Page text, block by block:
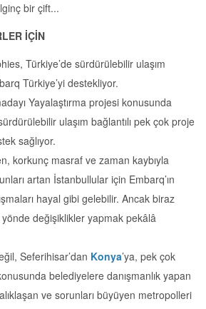
bir çift...
İÇİN
Türkiye’de sürdürülebilir ulaşım
Türkiye’yi destekliyor.
Yayalaştırma projesi konusunda
ulaşım bağlantılı pek çok proje
sağlıyor.
korkunç masraf ve zaman kaybıyla
artan İstanbullular için Embarq’ın
hayal gibi gelebilir. Ancak biraz
değişiklikler yapmak pekâlâ
Seferihisar’dan Konya’ya, pek çok
belediyelere danışmanlık yapan
ve sorunları büyüyen metropolleri